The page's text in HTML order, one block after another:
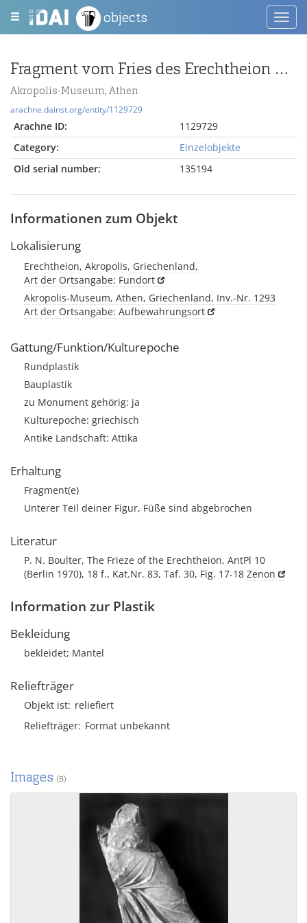
objects
Fragment vom Fries des Erechtheion mit einer sitzenden Figur
Akropolis-Museum, Athen
arachne.dainst.org/entity/1129729
Arachne ID:
1129729
Category:
Einzelobjekte
Old serial number:
135194
Informationen zum Objekt
Lokalisierung
Erechtheion, Akropolis, Griechenland,
Art der Ortsangabe: Fundort
Akropolis-Museum, Athen, Griechenland, Inv.-Nr. 1293
Art der Ortsangabe: Aufbewahrungsort
Gattung/Funktion/Kulturepoche
Rundplastik
Bauplastik
zu Monument gehörig: ja
Kulturepoche: griechisch
Antike Landschaft: Attika
Erhaltung
Fragment(e)
Unterer Teil deiner Figur, Füße sind abgebrochen
Literatur
P. N. Boulter, The Frieze of the Erechtheion, AntPl 10
(Berlin 1970), 18 f., Kat.Nr. 83, Taf. 30, Fig. 17-18 Zenon
Information zur Plastik
Bekleidung
bekleidet; Mantel
Reliefträger
Objekt ist reliefiert
Reliefträger Format unbekannt
Images (5)